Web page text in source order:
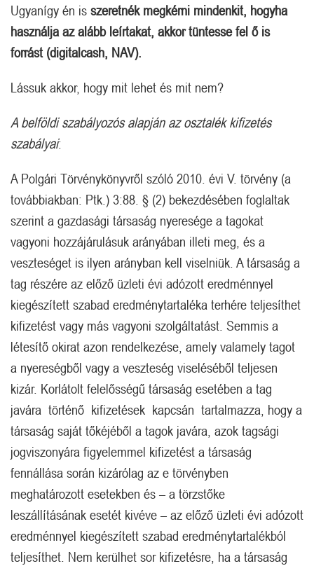
Ugyanígy én is szeretnék megkérni mindenkit, hogyha
használja az alább leírtakat, akkor tüntesse fel ő is
forrást (digitalcash, NAV).
Lássuk akkor, hogy mit lehet és mit nem?
A belföldi szabályozós alapján az osztalék kifizetés
szabályai:
A Polgári Törvénykönyvről szóló 2010. évi V. törvény (a
továbbiakban: Ptk.) 3:88. § (2) bekezdésében foglaltak
szerint a gazdasági társaság nyeresége a tagokat
vagyoni hozzájárulásuk arányában illeti meg, és a
veszteséget is ilyen arányban kell viselniük. A társaság a
tag részére az előző üzleti évi adózott eredménnyel
kiegészített szabad eredménytartaléka terhére teljesíthet
kifizetést vagy más vagyoni szolgáltatást. Semmis a
létesítő okirat azon rendelkezése, amely valamely tagot
a nyereségből vagy a veszteség viseléséből teljesen
kizár. Korlátolt felelősségű társaság esetében a tag
javára történő kifizetések kapcsán tartalmazza, hogy a
társaság saját tőkéjéből a tagok javára, azok tagsági
jogviszonyára figyelemmel kifizetést a társaság
fennállása során kizárólag az e törvényben
meghatározott esetekben és – a törzstőke
leszállításának esetét kivéve – az előző üzleti évi adózott
eredménnyel kiegészített szabad eredménytartalékból
teljesíthet. Nem kerülhet sor kifizetésre, ha a társaság